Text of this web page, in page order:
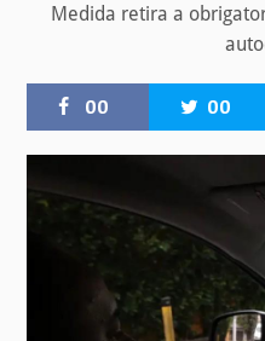
Medida retira a
00 00